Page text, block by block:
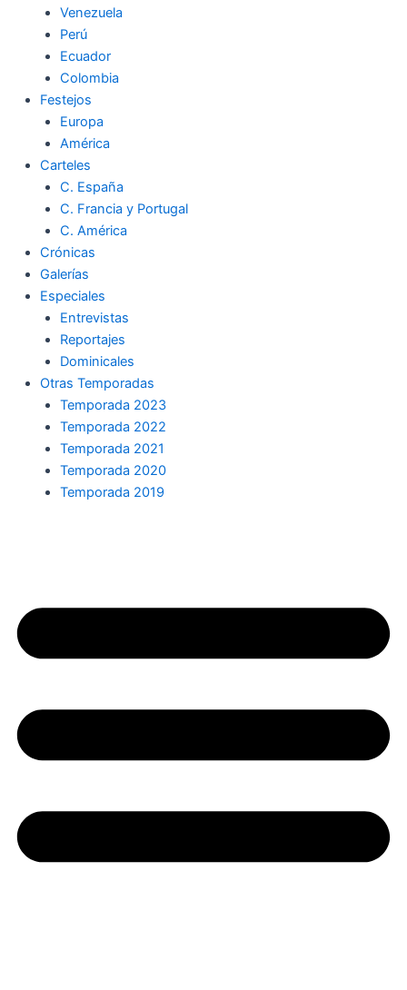
k
Venezuela
Perú
Ecuador
Colombia
Festejos
Europa
América
Carteles
C. España
C. Francia y Portugal
C. América
Crónicas
Galerías
Especiales
Entrevistas
Reportajes
Dominicales
Otras Temporadas
Temporada 2023
Temporada 2022
Temporada 2021
Temporada 2020
Temporada 2019